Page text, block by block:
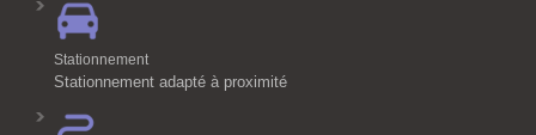
Stationnement
Stationnement adapté à proximité